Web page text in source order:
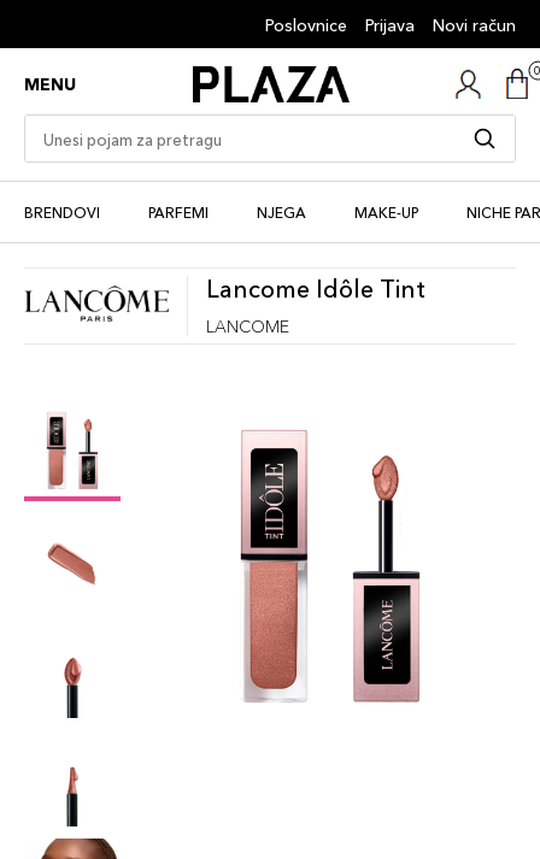
Poslovnice Prijava Novi račun
MENU
BRENDOVI PARFEMI NJEGA MAKE-UP NICHE
Lancome Idôle Tint
LANCOME